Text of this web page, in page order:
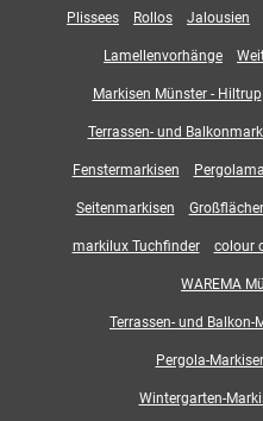
Plissees Rollos Jalousien
Lamellenvorhänge
Markisen Münster - Hiltrup
Terrassen- und
Fenstermarkisen
Seitenmarkisen
markilux Tuchfinder colour
WAREMA
Terrassen- und
Pergola-
Wintergarten-